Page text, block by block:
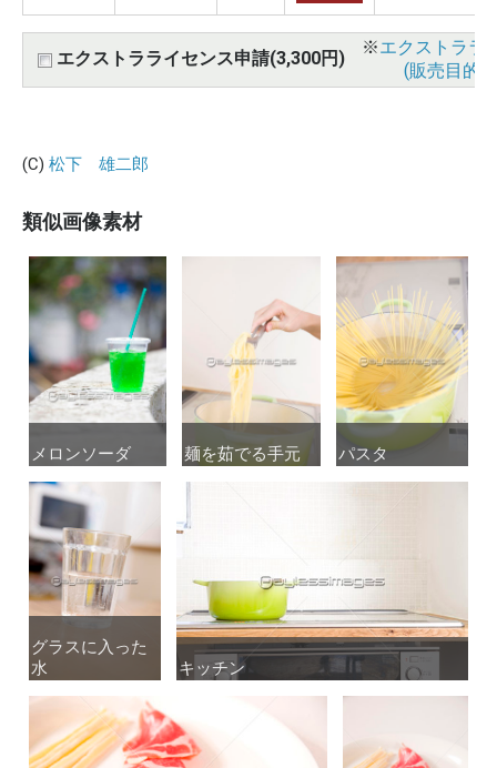
エクストラライセンス申請(3,300円)
※エクストララ
(販売目的
(C) 松下 雄二郎
類似画像素材
メロンソーダ
メロンソーダ 麺を茹でる手元
麺を茹でる手元 パスタ
パスタ
グラスに入った
水
グラスに入った
水
キッチン
キッチン